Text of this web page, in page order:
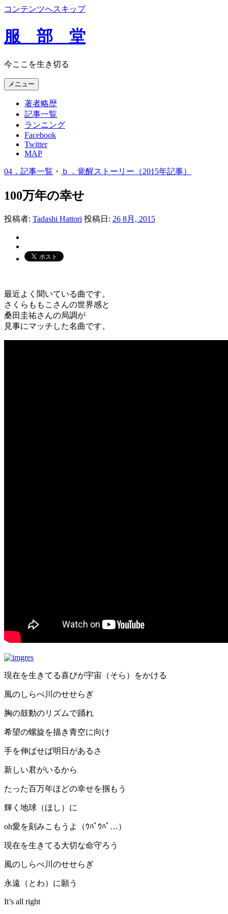
コンテンツへスキップ
服 部 堂
今ここを生き切る
メニュー
著者略歴
記事一覧
ランニング
Facebook
Twitter
MAP
04．記事一覧 ・ ｂ．覚醒ストーリー（2015年記事）
100万年の幸せ
投稿者: Tadashi Hattori 投稿日: 26 8月, 2015
最近よく聞いている曲です。
さくらももこさんの世界感と
桑田圭祐さんの局調が
見事にマッチした名曲です。
現在を生きてる喜びが宇宙（そら）をかける
風のしらべ川のせせらぎ
胸の鼓動のリズムで踊れ
希望の螺旋を描き青空に向け
手を伸ばせば明日があるさ
新しい君がいるから
たった百万年ほどの幸せを掴もう
輝く地球（ほし）に
oh愛を刻みこもうよ（ｳﾊﾟｳﾊﾟ…）
現在を生きてる大切な命守ろう
風のしらべ川のせせらぎ
永遠（とわ）に願う
It’s all right